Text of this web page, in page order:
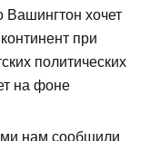
Вашингтон хочет
при
политических
на фоне
нам сообщили